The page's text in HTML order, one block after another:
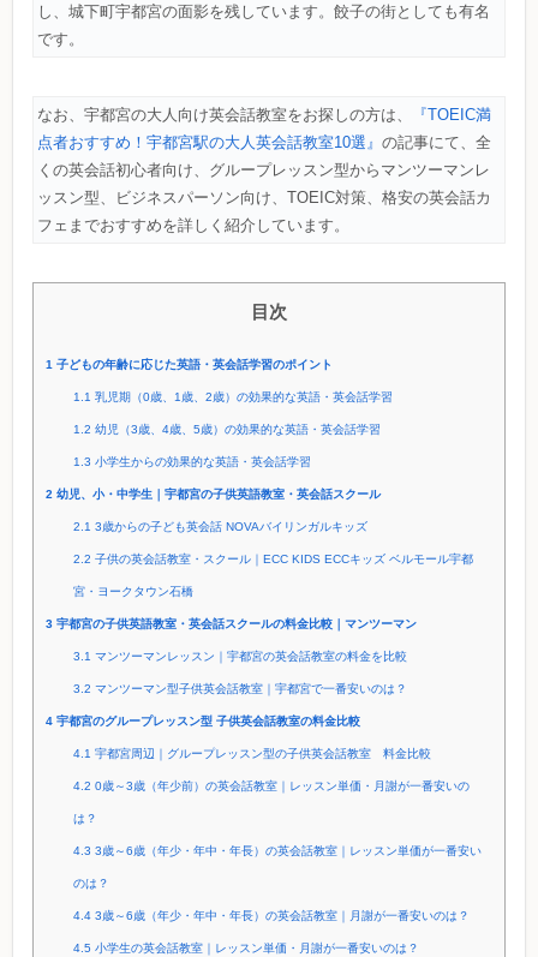
し、城下町宇都宮の面影を残しています。餃子の街としても有名
です。
なお、宇都宮の大人向け英会話教室をお探しの方は、
『TOEIC満
点者おすすめ！宇都宮駅の大人英会話教室10選』 の記事にて、全
くの英会話初心者向け、グループレッスン型からマンツーマンレ
ッスン型、ビジネスパーソン向け、TOEIC対策、格安の英会話カ
フェまでおすすめを詳しく紹介しています。
目次
1 子どもの年齢に応じた英語・英会話学習のポイント
1.1 乳児期（0歳、1歳、2歳）の効果的な英語・英会話学習
1.2 幼児（3歳、4歳、5歳）の効果的な英語・英会話学習
1.3 小学生からの効果的な英語・英会話学習
2 幼児、小・中学生｜宇都宮の子供英語教室・英会話スクール
2.1 3歳からの子ども英会話 NOVAバイリンガルキッズ
2.2 子供の英会話教室・スクール｜ECC KIDS ECCキッズ ベルモール宇都
宮・ヨークタウン石橋
3 宇都宮の子供英語教室・英会話スクールの料金比較｜マンツーマン
3.1 マンツーマンレッスン｜宇都宮の英会話教室の料金を比較
3.2 マンツーマン型子供英会話教室｜宇都宮で一番安いのは？
4 宇都宮のグループレッスン型 子供英会話教室の料金比較
4.1 宇都宮周辺｜グループレッスン型の子供英会話教室 料金比較
4.2 0歳～3歳（年少前）の英会話教室｜レッスン単価・月謝が一番安いの
は？
4.3 3歳～6歳（年少・年中・年長）の英会話教室｜レッスン単価が一番安い
のは？
4.43歳～6歳（年少・年中・年長）の英会話教室｜月謝が一番安いのは？
4.5 小学生の英会話教室｜レッスン単価・月謝が一番安いのは？